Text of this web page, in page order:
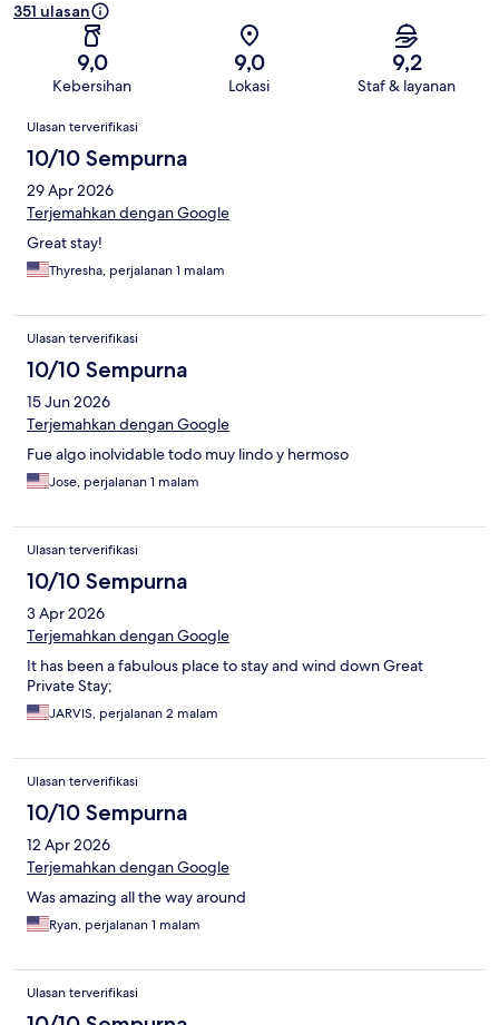
351 ulasan
9,0
Kebersihan
9,0
Lokasi
9,2
Staf & layanan
Ulasan
Ulasan terverifikasi
10/10 Sempurna
29 Apr 2026
Terjemahkan dengan Google
Great stay!
Thyresha, perjalanan 1 malam
Ulasan terverifikasi
10/10 Sempurna
15 Jun 2026
Terjemahkan dengan Google
Fue algo inolvidable todo muy lindo y hermoso
Jose, perjalanan 1 malam
Ulasan terverifikasi
10/10 Sempurna
3 Apr 2026
Terjemahkan dengan Google
It has been a fabulous place to stay and wind down Great
Private Stay;
JARVIS, perjalanan 2 malam
Ulasan terverifikasi
10/10 Sempurna
12 Apr 2026
Terjemahkan dengan Google
Was amazing all the way around
Ryan, perjalanan 1 malam
Ulasan terverifikasi